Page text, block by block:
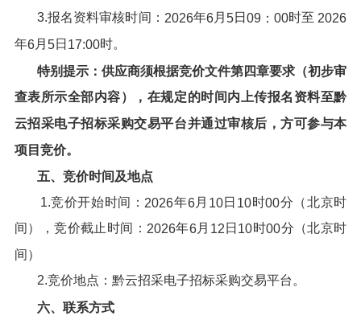
3.报名资料审核时间： 2026年6月 5日 09：00时至 2026
年6月 5日 17:00时。
特别提示：供应商须根据竞价文件第四章要求（初步审
查表所示全部内容），在规定的时间内上传报名资料至黔
云招采电子招标采购交易平台并通过审核后，方可参与本
项目竞价。
五、 竞价时间及地点
1.竞价开始时间： 2026年6月 10日 10时00分（北京时
间），竞价截止时间： 2026年6月 12 日 10时00分（北京时
间）
2.竞价地点：黔云招采电子招标采购交易平台。
六、 联系方式